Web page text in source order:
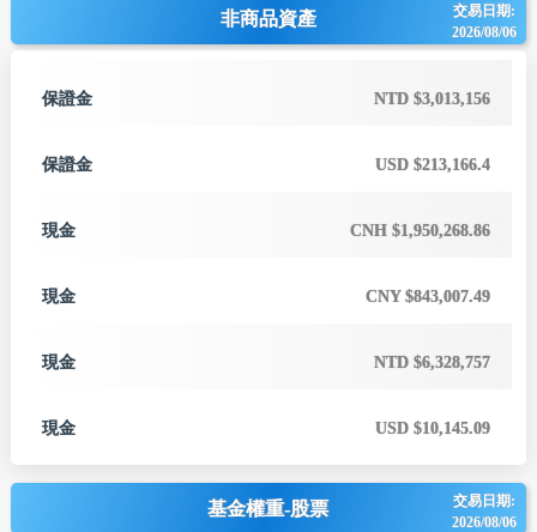
非商品資產
交易日期:
2026/08/06
保證金 NTD $3,013,156
保證金 USD $213,166.4
現金 CNH $1,950,268.86
現金 CNY $843,007.49
現金 NTD $6,328,757
現金 USD $10,145.09
基金權重-股票
交易日期:
2026/08/06